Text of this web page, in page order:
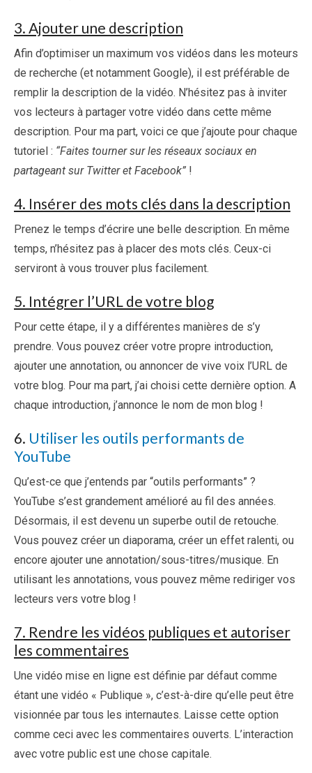
3. Ajouter une description
Afin d’optimiser un maximum vos vidéos dans les moteurs
de recherche (et notamment Google), il est préférable de
remplir la description de la vidéo. N’hésitez pas à inviter
vos lecteurs à partager votre vidéo dans cette même
description. Pour ma part, voici ce que j’ajoute pour chaque
tutoriel : “Faites tourner sur les réseaux sociaux en
partageant sur Twitter et Facebook” !
4. Insérer des mots clés dans la description
Prenez le temps d’écrire une belle description. En même
temps, n’hésitez pas à placer des mots clés. Ceux-ci
serviront à vous trouver plus facilement.
5. Intégrer l’URL de votre blog
Pour cette étape, il y a différentes manières de s’y
prendre. Vous pouvez créer votre propre introduction,
ajouter une annotation, ou annoncer de vive voix l’URL de
votre blog. Pour ma part, j’ai choisi cette dernière option. A
chaque introduction, j’annonce le nom de mon blog !
6. Utiliser les outils performants de
YouTube
Qu’est-ce que j’entends par “outils performants” ?
YouTube s’est grandement amélioré au fil des années.
Désormais, il est devenu un superbe outil de retouche.
Vous pouvez créer un diaporama, créer un effet ralenti, ou
encore ajouter une annotation/sous-titres/musique. En
utilisant les annotations, vous pouvez même rediriger vos
lecteurs vers votre blog !
7. Rendre les vidéos publiques et autoriser
les commentaires
Une vidéo mise en ligne est définie par défaut comme
étant une vidéo « Publique », c’est-à-dire qu’elle peut être
visionnée par tous les internautes. Laisse cette option
comme ceci avec les commentaires ouverts. L’interaction
avec votre public est une chose capitale.